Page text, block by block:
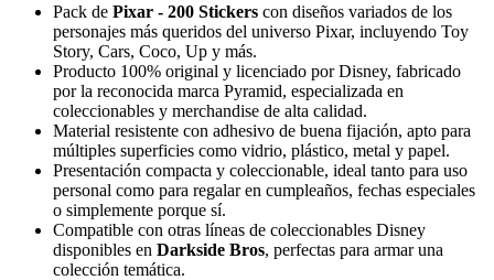
Pack de Pixar - 200 Stickers con diseños variados de los
personajes más queridos del universo Pixar, incluyendo Toy
Story, Cars, Coco, Up y más.
Producto 100% original y licenciado por Disney, fabricado
por la reconocida marca Pyramid, especializada en
coleccionables y merchandise de alta calidad.
Material resistente con adhesivo de buena fijación, apto para
múltiples superficies como vidrio, plástico, metal y papel.
Presentación compacta y coleccionable, ideal tanto para uso
personal como para regalar en cumpleaños, fechas especiales
o simplemente porque sí.
Compatible con otras líneas de coleccionables Disney
disponibles en Darkside Bros, perfectas para armar una
colección temática.